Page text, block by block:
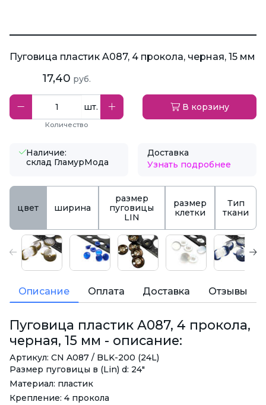
Пуговица пластик A087, 4 прокола, черная, 15 мм
17,40 руб.
шт.
Количество
В корзину
Наличие:
склад ГламурМода
Доставка
Узнать подробнее
цвет ширина
размер
пуговицы
LIN
размер
клетки
Тип
ткани
Описание Оплата Доставка Отзывы
Пуговица пластик A087, 4 прокола,
черная, 15 мм - описание:
Артикул: CN A087 / BLK-200 (24L)
Размер пуговицы в (Lin) d: 24"
Материал: пластик
Крепление: 4 прокола